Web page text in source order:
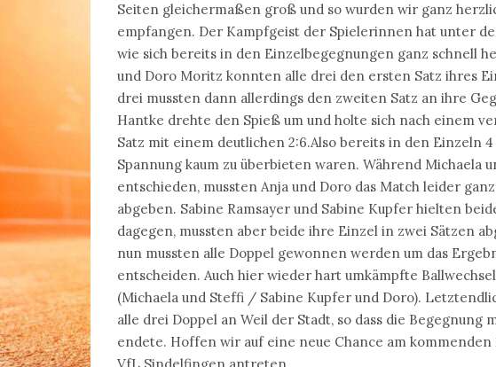
Seiten gleichermaßen groß und so wurden wir ganz
empfangen. Der Kampfgeist der Spielerinnen hat unter
wie sich bereits in den Einzelbegegnungen ganz schnell
und Doro Moritz konnten alle drei den ersten Satz ihres
drei mussten dann allerdings den zweiten Satz an ihre
Hantke drehte den Spieß um und holte sich nach einem
Satz mit einem deutlichen 2:6.Also bereits in den Einzeln
Spannung kaum zu überbieten waren. Während Michaela
entschieden, mussten Anja und Doro das Match leider
abgeben. Sabine Ramsayer und Sabine Kupfer hielten
dagegen, mussten aber beide ihre Einzel in zwei Sätzen
nun mussten alle Doppel gewonnen werden um das
entscheiden. Auch hier wieder hart umkämpfte
(Michaela und Steffi / Sabine Kupfer und Doro).
alle drei Doppel an Weil der Stadt, so dass die Begegnung
endete. Hoffen wir auf eine neue Chance am kommenden